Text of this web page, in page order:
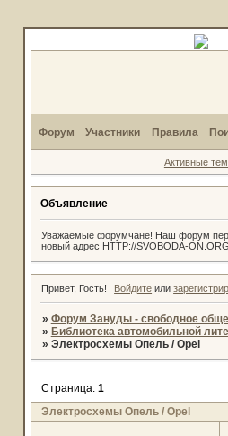
Форум Участники Правила
Активные
Объявление
Уважаемые форумчане! Наш форум
новый адрес HTTP://SVOBODA-ON.ORG
Привет, Гость! Войдите или
» Форум Зануды - свободное
» Библиотека автомобильной
» Электросхемы Опель / Opel
Электросхемы Опель / Opel
Страница: 1